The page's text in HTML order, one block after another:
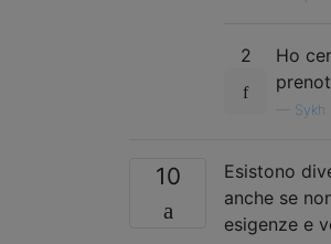
2 Ho
Sykh
10
Esistono
anche se
esigenze e